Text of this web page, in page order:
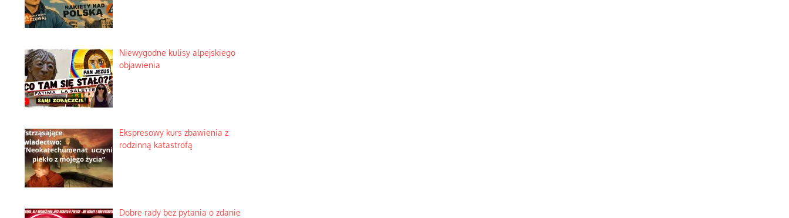
Niewygodne kulisy alpejskiego
objawienia
Ekspresowy kurs zbawienia z
rodzinną katastrofą
Dobre rady bez pytania o zdanie